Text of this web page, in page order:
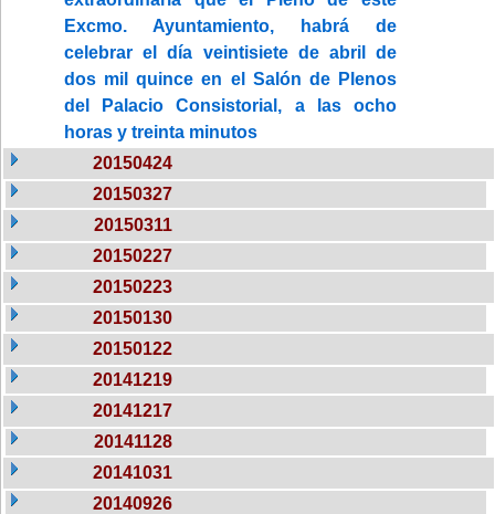
Excmo. Ayuntamiento, habrá de
celebrar el día veintisiete de abril de
dos mil quince en el Salón de Plenos
del Palacio Consistorial, a las ocho
horas y treinta minutos
20150424
20150327
20150311
20150227
20150223
20150130
20150122
20141219
20141217
20141128
20141031
20140926